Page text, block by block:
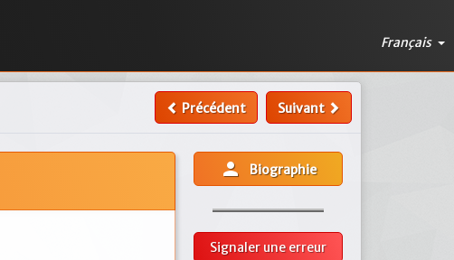
Français
Précédent Suivant
person Biographie
Signaler une erreur